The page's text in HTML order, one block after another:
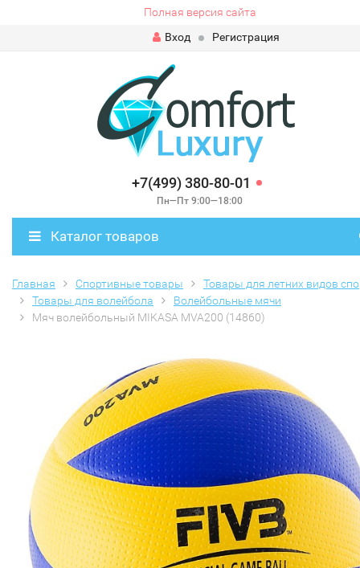
Полная версия сайта
Вход
Регистрация
+7(499) 380-80-01
Пн—Пт 9:00—18:00
Каталог товаров
Главная Спортивные товары
Товары для летних видов
Товары для волейбола
Волейбольные мячи
Мяч волейбольный MIKASA MVA200 (14860)